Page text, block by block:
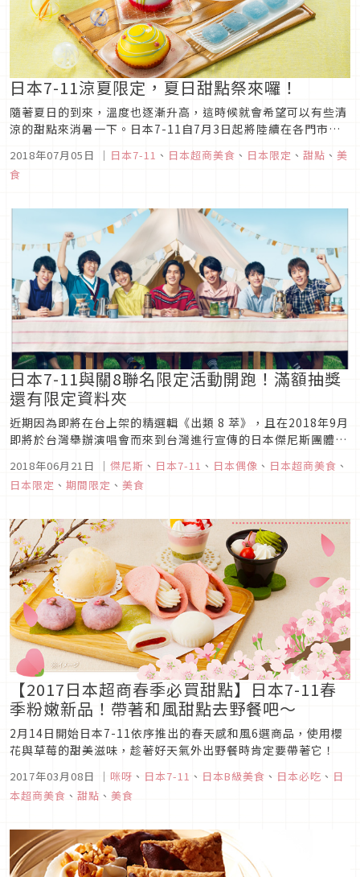
日本7-11涼夏限定，夏日甜點祭來囉！
隨著夏日的到來，溫度也逐漸升高，這時候就會希望可以有些清
涼的甜點來消暑一下。日本7-11自7月3日起將陸續在各門市推
元素，並且透過繽紛的夏季色彩，讓人光看就覺得暑氣全消，而
且也十分適合帶去各大花火節或是祭典活動中食用，快來瞧瞧日
2018年07月05日 ｜ 日本7-11 、 日本超商美食 、 日本限定 、 甜點 、 美
食
日本7-11與關8聯名限定活動開跑！滿額抽獎
還有限定資料夾
近期因為即將在台上架的精選輯《出類 8 萃》，且在2018年9月
即將於台灣舉辦演唱會而來到台灣進行宣傳的日本傑尼斯團體
外，在日本也有活動要推出囉！這次是跟日本7-11合作，由關8
成員監製、主打「一次可以獲取一日所需蔬菜量1/2」的各種食
2018年06月21日 ｜ 傑尼斯 、 日本7-11 、 日本偶像 、 日本超商美食 、
日本限定 、 期間限定 、 美食
【2017日本超商春季必買甜點】日本7-11春
季粉嫩新品！帶著和風甜點去野餐吧～
2月14日開始日本7-11依序推出的春天感和風6選商品，使用櫻
花與草莓的甜美滋味，趁著好天氣外出野餐時肯定要帶著它！
2017年03月08日 ｜ 咪呀 、 日本7-11 、 日本B級美食 、 日本必吃 、 日
本超商美食 、 甜點 、 美食